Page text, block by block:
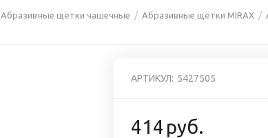
Абразивные щётки чашечные / Абразивные щётки MIRAX /
АРТИКУЛ: 5427505
414 руб.